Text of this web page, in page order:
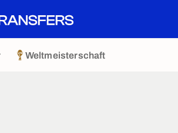
Weltmeisterschaft